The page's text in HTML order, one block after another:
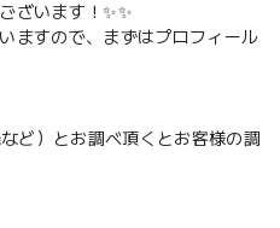
ざいます！✨✨
ますので、まずはプロフィール
ど）とお調べ頂くとお客様の調